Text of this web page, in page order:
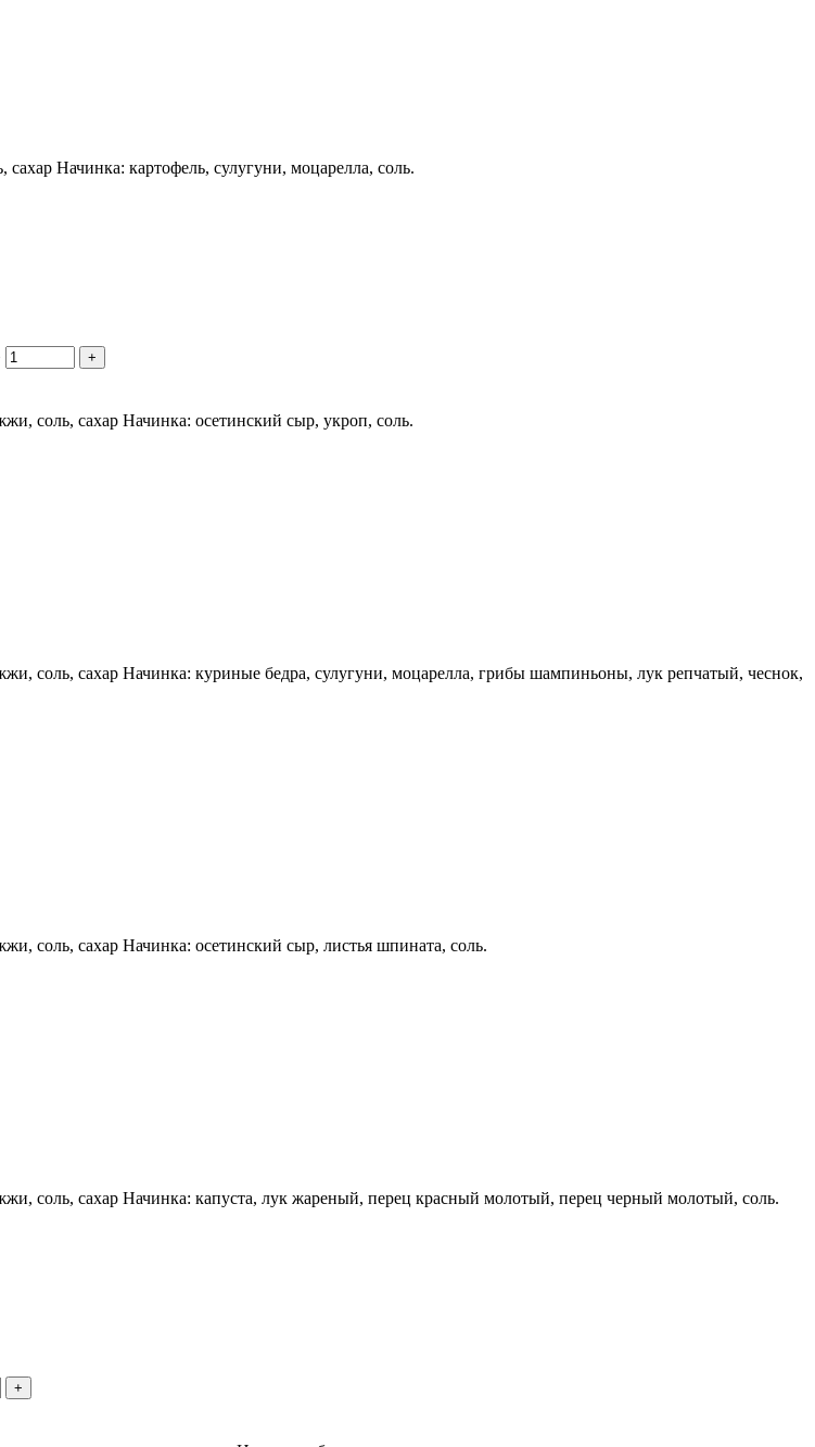
Начинка: картофель, сулугуни, моцарелла, соль.
+
соль, сахар Начинка: осетинский сыр, укроп, соль.
соль, сахар Начинка: куриные бедра, сулугуни, моцарелла, грибы шампиньоны, лук репчатый, чеснок,
соль, сахар Начинка: осетинский сыр, листья шпината, соль.
соль, сахар Начинка: капуста, лук жареный, перец красный молотый, перец черный молотый, соль.
+